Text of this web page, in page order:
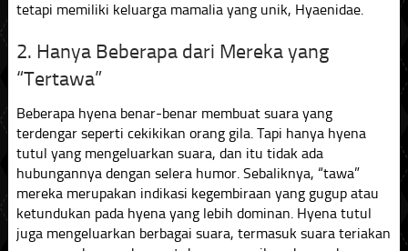
tetapi memiliki keluarga mamalia yang unik, Hyaenidae.
2. Hanya Beberapa dari Mereka yang
“Tertawa”
Beberapa hyena benar-benar membuat suara yang
terdengar seperti cekikikan orang gila. Tapi hanya hyena
tutul yang mengeluarkan suara, dan itu tidak ada
hubungannya dengan selera humor. Sebaliknya, “tawa”
mereka merupakan indikasi kegembiraan yang gugup atau
ketundukan pada hyena yang lebih dominan. Hyena tutul
juga mengeluarkan berbagai suara, termasuk suara teriakan